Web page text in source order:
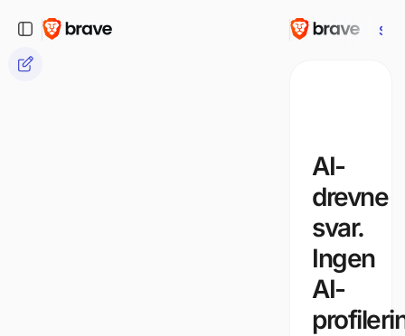
AI-
drevne
svar.
Ingen
AI-